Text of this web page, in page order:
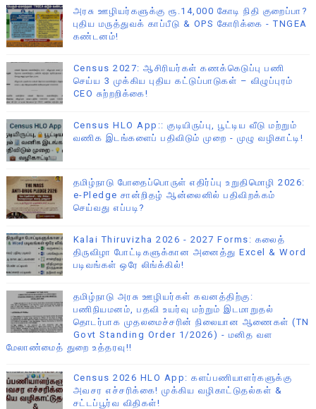
அரசு ஊழியர்களுக்கு ரூ.14,000 கோடி நிதி குறைப்பா?
புதிய மருத்துவக் காப்பீடு & OPS கோரிக்கை - TNGEA
கண்டனம்!
Census 2027: ஆசிரியர்கள் கணக்கெடுப்பு பணி
செய்ய 3 முக்கிய புதிய கட்டுப்பாடுகள் – விழுப்புரம்
CEO சுற்றறிக்கை!
Census HLO App:: குடியிருப்பு, பூட்டிய வீடு மற்றும்
வணிக இடங்களைப் பதிவிடும் முறை - முழு வழிகாட்டி!
தமிழ்நாடு போதைப்பொருள் எதிர்ப்பு உறுதிமொழி 2026:
e-Pledge சான்றிதழ் ஆன்லைனில் பதிவிறக்கம்
செய்வது எப்படி?
Kalai Thiruvizha 2026 - 2027 Forms: கலைத்
திருவிழா போட்டிகளுக்கான அனைத்து Excel & Word
படிவங்கள் ஒரே லிங்க்கில்!
தமிழ்நாடு அரசு ஊழியர்கள் கவனத்திற்கு:
பணிநியமனம், பதவி உயர்வு மற்றும் இடமாறுதல்
தொடர்பாக முதலமைச்சரின் நிலையான ஆணைகள் (TN
Govt Standing Order 1/2026) - மனித வள
மேலாண்மைத் துறை உத்தரவு!!
Census 2026 HLO App: களப்பணியாளர்களுக்கு
அவசர எச்சரிக்கை! முக்கிய வழிகாட்டுதல்கள் &
சட்டப்பூர்வ விதிகள்!